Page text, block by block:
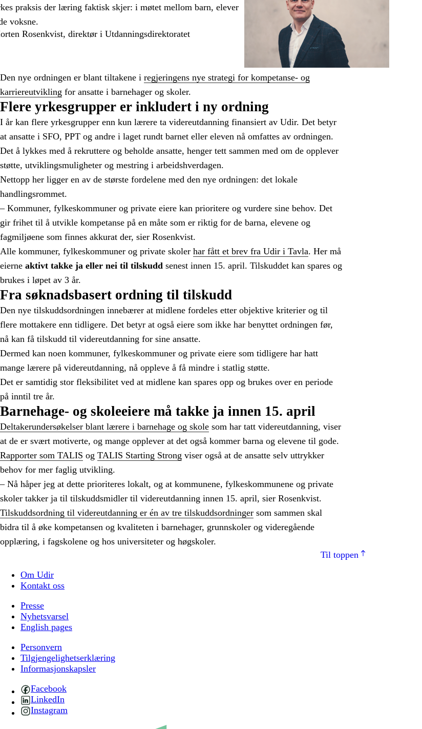
praksis der læring faktisk skjer: i møtet mellom barn, elever
voksne.
Rosenkvist, direktør i Utdanningsdirektoratet
Den nye ordningen er blant tiltakene i regjeringens nye strategi for kompetanse- og
karriereutvikling for ansatte i barnehager og skoler.
Flere yrkesgrupper er inkludert i ny ordning
I år kan flere yrkesgrupper enn kun lærere ta videreutdanning finansiert av Udir. Det betyr
at ansatte i SFO, PPT og andre i laget rundt barnet eller eleven nå omfattes av ordningen.
Det å lykkes med å rekruttere og beholde ansatte, henger tett sammen med om de opplever
støtte, utviklingsmuligheter og mestring i arbeidshverdagen.
Nettopp her ligger en av de største fordelene med den nye ordningen: det lokale
handlingsrommet.
– Kommuner, fylkeskommuner og private eiere kan prioritere og vurdere sine behov. Det
gir frihet til å utvikle kompetanse på en måte som er riktig for de barna, elevene og
fagmiljøene som finnes akkurat der, sier Rosenkvist.
Alle kommuner, fylkeskommuner og private skoler har fått et brev fra Udir i Tavla. Her må
eierne aktivt takke ja eller nei til tilskudd senest innen 15. april. Tilskuddet kan spares og
brukes i løpet av 3 år.
Fra søknadsbasert ordning til tilskudd
Den nye tilskuddsordningen innebærer at midlene fordeles etter objektive kriterier og til
flere mottakere enn tidligere. Det betyr at også eiere som ikke har benyttet ordningen før,
nå kan få tilskudd til videreutdanning for sine ansatte.
Dermed kan noen kommuner, fylkeskommuner og private eiere som tidligere har hatt
mange lærere på videreutdanning, nå oppleve å få mindre i statlig støtte.
Det er samtidig stor fleksibilitet ved at midlene kan spares opp og brukes over en periode
på inntil tre år.
Barnehage- og skoleeiere må takke ja innen 15. april
Deltakerundersøkelser blant lærere i barnehage og skole som har tatt videreutdanning, viser
at de er svært motiverte, og mange opplever at det også kommer barna og elevene til gode.
Rapporter som TALIS og TALIS Starting Strong viser også at de ansatte selv uttrykker
behov for mer faglig utvikling.
– Nå håper jeg at dette prioriteres lokalt, og at kommunene, fylkeskommunene og private
skoler takker ja til tilskuddsmidler til videreutdanning innen 15. april, sier Rosenkvist.
Tilskuddsordning til videreutdanning er én av tre tilskuddsordninger som sammen skal
bidra til å øke kompetansen og kvaliteten i barnehager, grunnskoler og videregående
opplæring, i fagskolene og hos universiteter og høgskoler.
Til toppen
Om Udir
Kontakt oss
Presse
Nyhetsvarsel
English pages
Personvern
Tilgjengelighetserklæring
Informasjonskapsler
Facebook
LinkedIn
Instagram